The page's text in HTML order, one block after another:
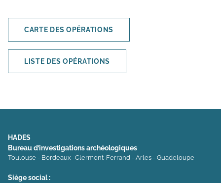
CARTE DES OPÉRATIONS
LISTE DES OPÉRATIONS
HADES
Bureau d’investigations archéologiques
Toulouse - Bordeaux -Clermont-Ferrand - Arles - Guadeloupe
Siège social :